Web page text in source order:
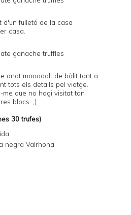
d'un fulletó de la casa
casa.
anat mooooolt de bòlit tant a
tots els detalls pel viatge.
me que no hagi visitat tan
blocs. ;)
30 trufes)
negra Valrhona